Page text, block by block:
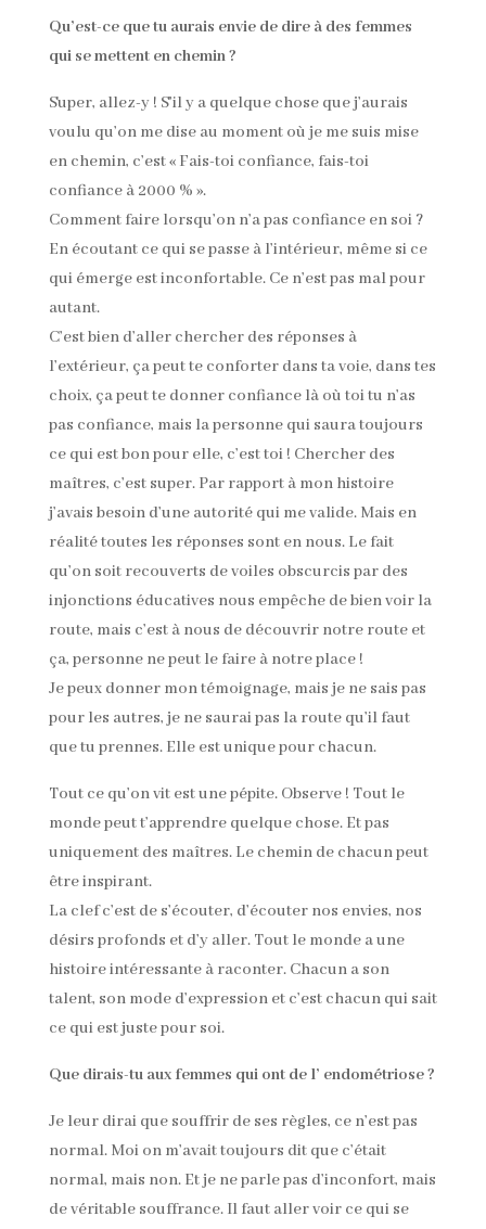
Qu’est-ce que tu aurais envie de dire à des femmes
qui se mettent en chemin ?
Super, allez-y ! S’il y a quelque chose que j’aurais
voulu qu’on me dise au moment où je me suis mise
en chemin, c’est « Fais-toi confiance, fais-toi
confiance à 2000 % ».
Comment faire lorsqu’on n’a pas confiance en soi ?
En écoutant ce qui se passe à l’intérieur, même si ce
qui émerge est inconfortable. Ce n’est pas mal pour
autant.
C’est bien d’aller chercher des réponses à
l’extérieur, ça peut te conforter dans ta voie, dans tes
choix, ça peut te donner confiance là où toi tu n’as
pas confiance, mais la personne qui saura toujours
ce qui est bon pour elle, c’est toi ! Chercher des
maîtres, c’est super. Par rapport à mon histoire
j’avais besoin d’une autorité qui me valide. Mais en
réalité toutes les réponses sont en nous. Le fait
qu’on soit recouverts de voiles obscurcis par des
injonctions éducatives nous empêche de bien voir la
route, mais c’est à nous de découvrir notre route et
ça, personne ne peut le faire à notre place !
Je peux donner mon témoignage, mais je ne sais pas
pour les autres, je ne saurai pas la route qu’il faut
que tu prennes. Elle est unique pour chacun.
Tout ce qu’on vit est une pépite. Observe ! Tout le
monde peut t’apprendre quelque chose. Et pas
uniquement des maîtres. Le chemin de chacun peut
être inspirant.
La clef c’est de s’écouter, d’écouter nos envies, nos
désirs profonds et d’y aller. Tout le monde a une
histoire intéressante à raconter. Chacun a son
talent, son mode d’expression et c’est chacun qui sait
ce qui est juste pour soi.
Que dirais-tu aux femmes qui ont de l’ endométriose ?
Je leur dirai que souffrir de ses règles, ce n’est pas
normal. Moi on m’avait toujours dit que c’était
normal, mais non. Et je ne parle pas d’inconfort, mais
de véritable souffrance. Il faut aller voir ce qui se